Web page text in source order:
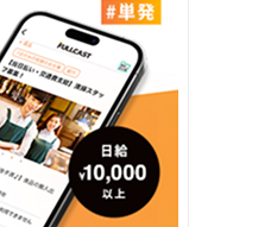
提供：ビズリーチ
ャルアナリスト（シニアスタッ
教育充実
種】メーカー＞半導体 ※会員属性など
る